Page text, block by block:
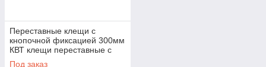
Переставные клещи с
кнопочной фиксацией 300мм
КВТ клещи переставные с
кнопочной фиксацией 300мм
Под заказ